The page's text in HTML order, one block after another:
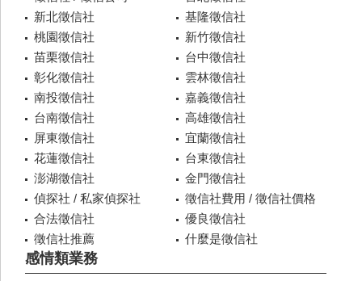
新北徵信社
基隆徵信社
桃園徵信社
新竹徵信社
苗栗徵信社
台中徵信社
彰化徵信社
雲林徵信社
南投徵信社
嘉義徵信社
台南徵信社
高雄徵信社
屏東徵信社
宜蘭徵信社
花蓮徵信社
台東徵信社
澎湖徵信社
金門徵信社
偵探社 / 私家偵探社
徵信社費用 / 徵信社價格
合法徵信社
優良徵信社
徵信社推薦
什麼是徵信社
感情類業務